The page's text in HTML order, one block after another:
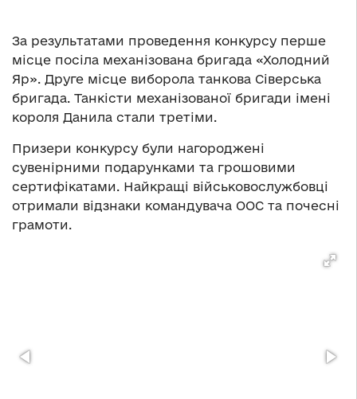
За результатами проведення конкурсу перше
місце посіла механізована бригада «Холодний
Яр». Друге місце виборола танкова Сіверська
бригада. Танкісти механізованої бригади імені
короля Данила стали третіми.
Призери конкурсу були нагороджені
сувенірними подарунками та грошовими
сертифікатами. Найкращі військовослужбовці
отримали відзнаки командувача ООС та почесні
грамоти.